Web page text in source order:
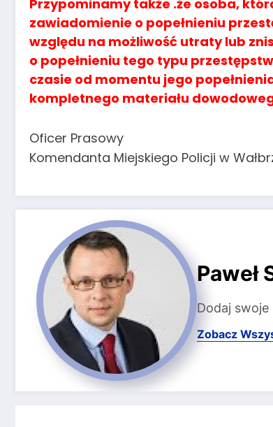
Przypominamy także .że osoba,
zawiadomienie o popełnieniu
względu na możliwość utraty lub
o popełnieniu tego typu
czasie od momentu jego
kompletnego materiału
Oficer Prasowy
Komendanta Miejskiego Policji w
Paweł
Dodaj
Zobacz